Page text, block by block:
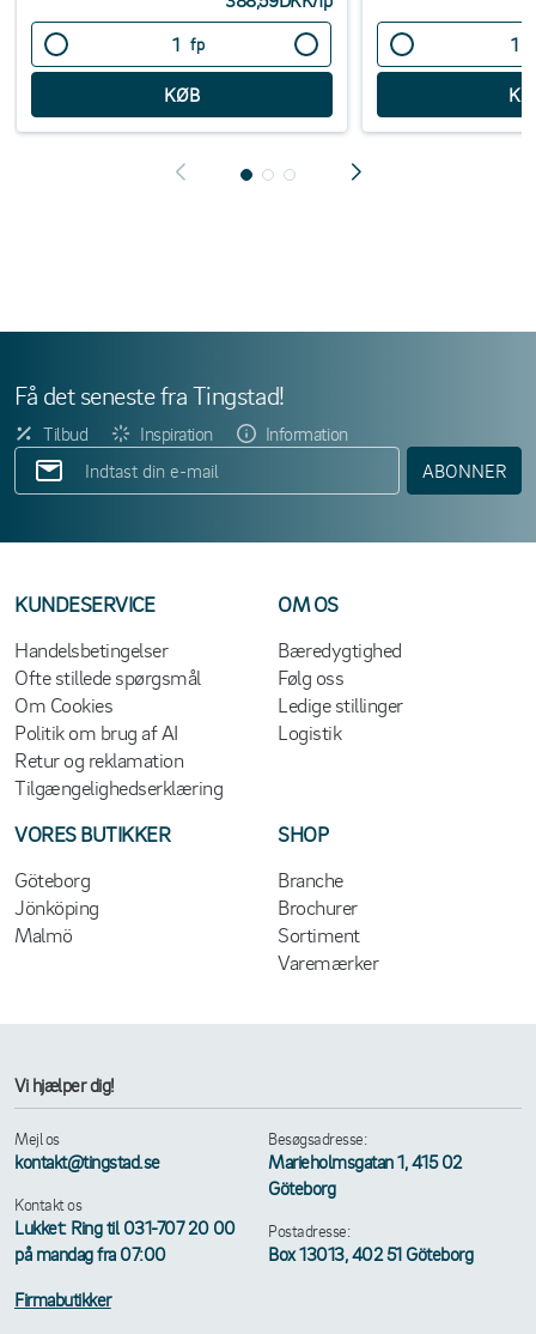
fp
Få det seneste fra Tingstad!
Tilbud Inspiration
Information
ABONNER
KUNDESERVICE
Handelsbetingelser
Ofte stillede spørgsmål
Om Cookies
Politik om brug af AI
Retur og reklamation
Tilgængelighedserklæring
OM OS
Bæredygtighed
Følg oss
Ledige stillinger
Logistik
VORES BUTIKKER
Göteborg
Jönköping
Malmö
SHOP
Branche
Brochurer
Sortiment
Varemærker
Vi hjælper dig!
Mejl os
kontakt@tingstad.se
Kontakt os
Lukket: Ring til 031-707 20 00
på mandag fra 07:00
Besøgsadresse:
Marieholmsgatan 1, 415 02
Göteborg
Postadresse:
Box 13013, 402 51 Göteborg
Firmabutikker